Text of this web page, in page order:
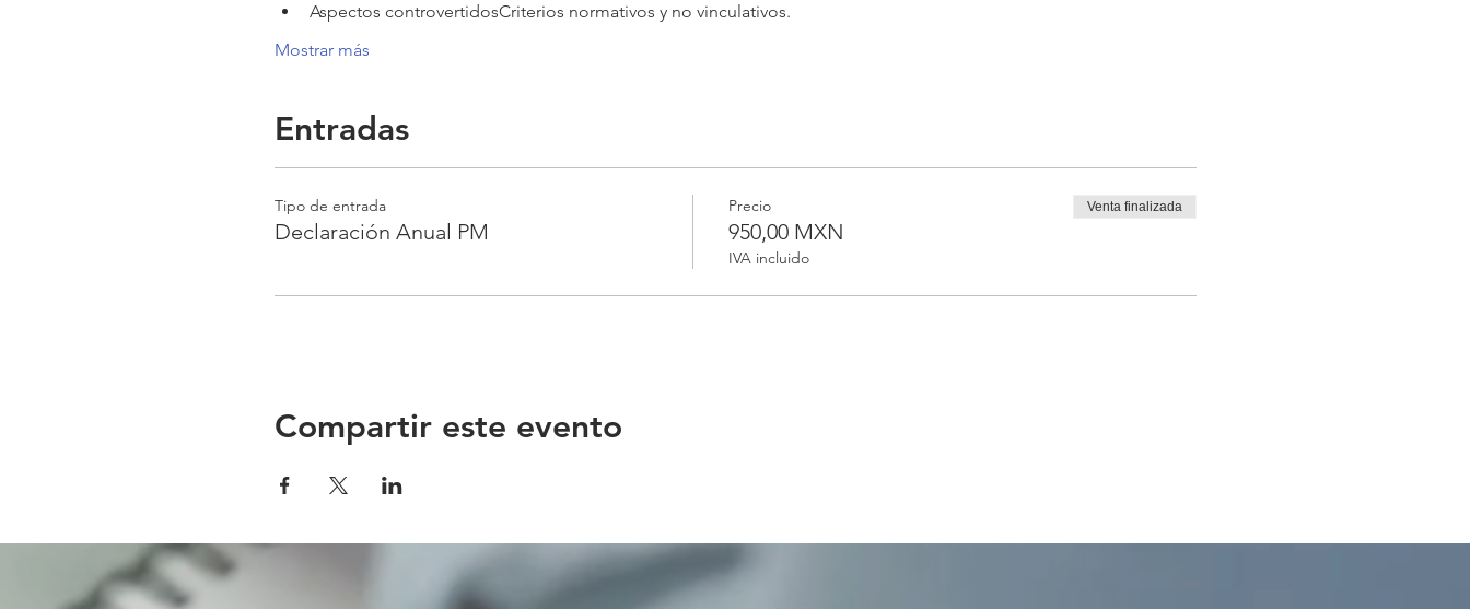
Aspectos controvertidosCriterios normativos y no vinculativos.
Mostrar más
Entradas
Tipo de entrada
Declaración Anual PM
Precio
950,00 MXN
IVA incluido
Venta finalizada
Compartir este evento